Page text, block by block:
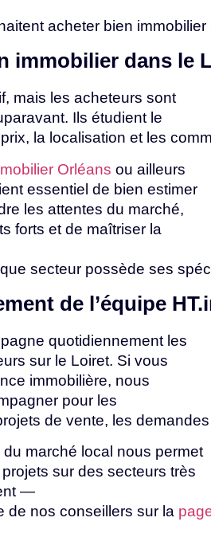
acheter bien immobilier
immobilier dans le
mais les acheteurs sont
Ils étudient le
prix, la localisation et les
Orléans ou ailleurs
essentiel de bien estimer
les attentes du marché,
forts et de maîtriser la
secteur possède ses
de l’équipe
quotidiennement les
sur le Loiret. Si vous
immobilière, nous
pour les
de vente, les
marché local nous permet
sur des secteurs très
—
de nos conseillers sur la